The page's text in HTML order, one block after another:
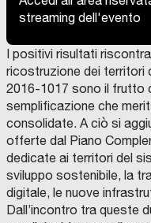
streaming dell'evento
I positivi risultati
ricostruzione dei territori
2016-1017 sono il frutto
semplificazione che
consolidate. A ciò si
offerte dal Piano
dedicate ai territori del
sviluppo sostenibile, la
digitale, le nuove
Dall’incontro tra queste